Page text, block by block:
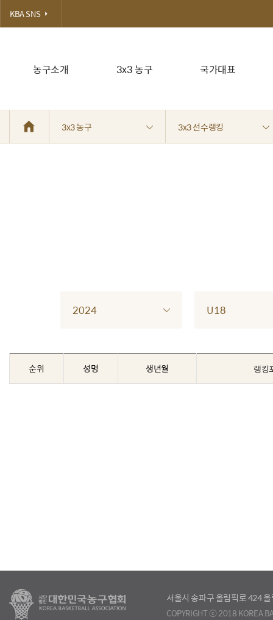
농구소개 3x3 농구 국가대표
KBA SNS
3x3 농구 3x3 선수랭킹
2024 U18
순위 성명 생년월 랭킹
서울시 송파구 올림픽로 424
COPYRIGHT ⓒ 2018 KOREA